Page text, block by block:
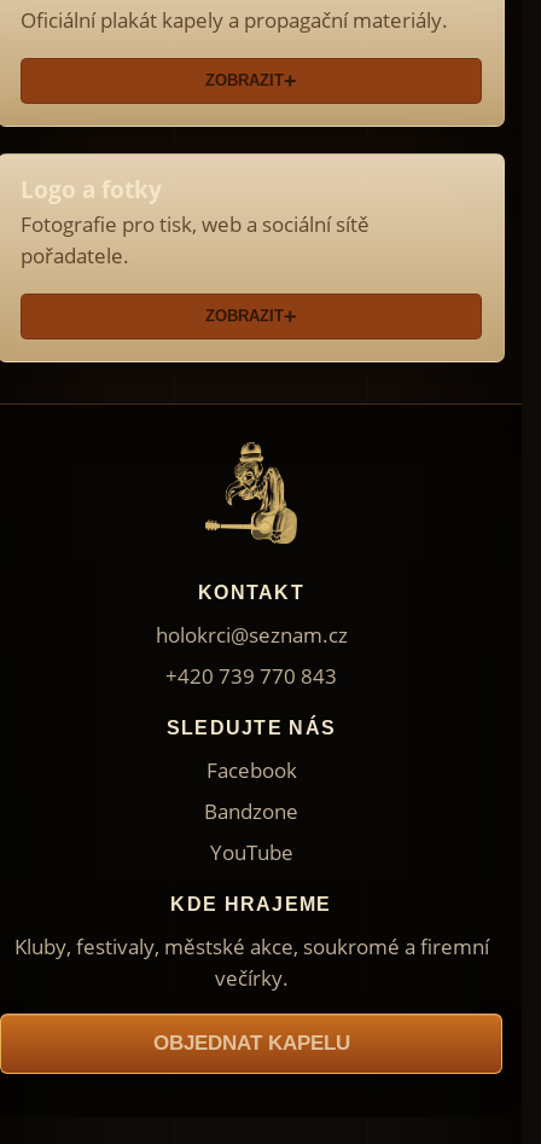
Oficiální plakát kapely a propagační materiály.
ZOBRAZIT
Logo a fotky
Fotografie pro tisk, web a sociální sítě
pořadatele.
ZOBRAZIT
KONTAKT
holokrci@seznam.cz
+420 739 770 843
SLEDUJTE NÁS
Facebook
Bandzone
YouTube
KDE HRAJEME
Kluby, festivaly, městské akce, soukromé a firemní
večírky.
OBJEDNAT KAPELU